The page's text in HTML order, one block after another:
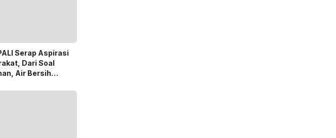
Serap Aspirasi
Dari Soal
Air Bersih